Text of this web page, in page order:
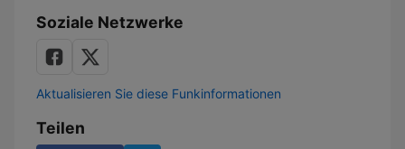
Soziale Netzwerke
Aktualisieren Sie diese Funkinformationen
Teilen